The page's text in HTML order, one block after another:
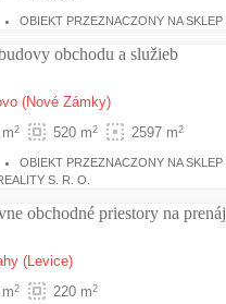
OBIEKT PRZEZNACZONY NA SKLEP
obchodu a služieb
(Nové Zámky)
2 520 m2 2597 m2
OBIEKT PRZEZNACZONY NA
S. R. O.
obchodné priestory na
(Levice)
2 220 m2